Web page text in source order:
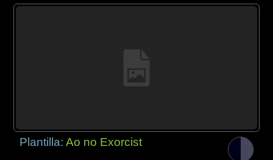
Plantilla:Ao no Exorcist